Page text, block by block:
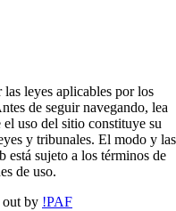
leyes aplicables por los
de seguir navegando, lea
uso del sitio constituye su
y tribunales. El modo y las
está sujeto a los términos de
de uso.
by !PAF